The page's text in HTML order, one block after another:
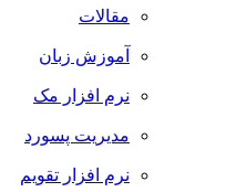
مقالات
آموزش زبان
نرم افزار مک
مدیریت پسورد
نرم افزار تقویم